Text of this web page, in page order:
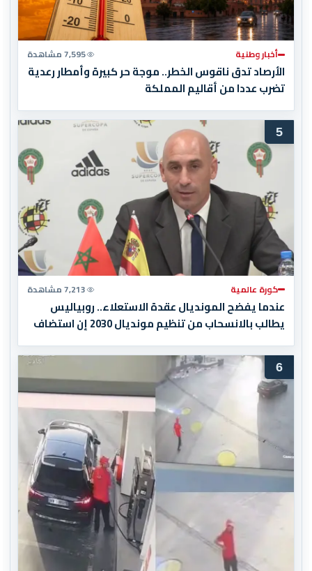
أخبار وطنية 7,595 مشاهدة
الأرصاد تدق ناقوس الخطر.. موجة حر كبيرة وأمطار رعدية
تضرب عددا من أقاليم المملكة
5
كورة عالمية 7,213 مشاهدة
عندما يفضح المونديال عقدة الاستعلاء.. روبياليس
يطالب بالانسحاب من تنظيم مونديال 2030 إن استضاف
المغرب المباراة النهائية!
6